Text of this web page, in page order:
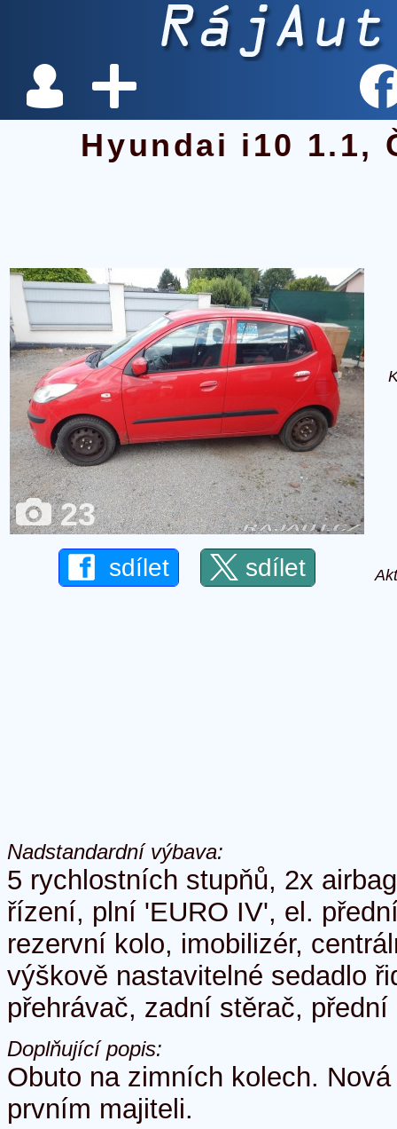
Hyundai i10 1.1,
23
sdílet sdílet
Nadstandardní výbava:
5 rychlostních stupňů, 2x
řízení, plní 'EURO IV', el.
rezervní kolo, imobilizér,
výškově nastavitelné sedadlo
přehrávač, zadní stěrač, přední
Doplňující popis:
Obuto na zimních kolech.
prvním majiteli.